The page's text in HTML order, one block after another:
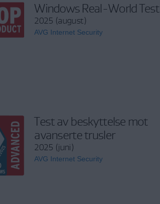
Windows Real-World Test
2025 (august)
AVG Internet Security
Test av beskyttelse mot
avanserte trusler
2025 (juni)
AVG Internet Security